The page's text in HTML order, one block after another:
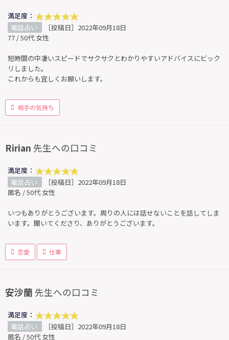
満足度：
電話占い
［投稿日］2022年09月18日
77 / 50代 女性
短時間の中凄いスピードでサクサクとわかりやすいアドバイスにビック
リしました。
これからも宜しくお願いします。
相手の気持ち
Ririan 先生への口コミ
満足度：
電話占い
［投稿日］2022年09月18日
匿名 / 50代 女性
いつもありがとうございます。周りの人には話せないことを話してしま
います。聞いてくださり、ありがとうございます。
恋愛 仕事
安沙蘭 先生への口コミ
満足度：
電話占い
［投稿日］2022年09月18日
匿名 / 50代 女性